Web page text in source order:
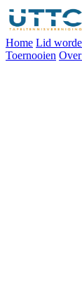
Home Lid
Toernooien